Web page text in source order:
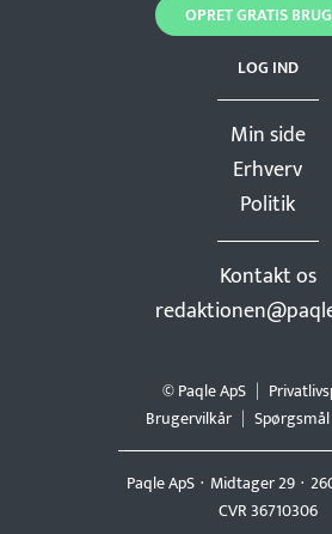
Min side
Erhverv
Politik
Kontakt os
LOG IND
OPRET GRATIS
Paqle ApS Midtager 29
CVR 36710306
© Paqle ApS
Brugervilkår
Spørgsmål